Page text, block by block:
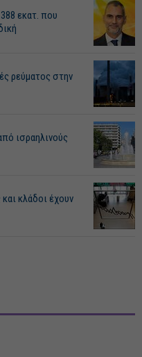
εκατ. που
ρεύματος στην
ισραηλινούς
κλάδοι έχουν